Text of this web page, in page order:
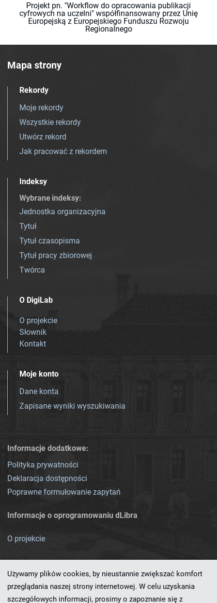
Projekt pn. "Workflow do opracowania publikacji
cyfrowych na uczelni" współfinansowany przez Unię
Europejską z Europejskiego Funduszu Rozwoju
Regionalnego
Mapa strony
Rekordy
Moje rekordy
Wszystkie rekordy
Utwórz rekord
Jak pracować z rekordem
Indeksy
Wybrane indeksy:
Jednostka organizacyjna
Tytuł
Tytuł czasopisma
Tytuł pracy zbiorowej
Twórca
O DigiLab
O projekcie
Słownik
Kontakt
Moje konto
Dane konta
Zapisane wyniki wyszukiwania
Informacje dodatkowe:
Polityka prywatności
Deklaracja dostępności
Poprawne formułowanie zapytań
Informacje o oprogramowaniu dLibra
O projekcie
Używamy plików cookies, by nieustannie zwiększać komfort
przeglądania naszej strony internetowej. W celu uzyskania
szczegółowych informacji, prosimy o zapoznanie się z